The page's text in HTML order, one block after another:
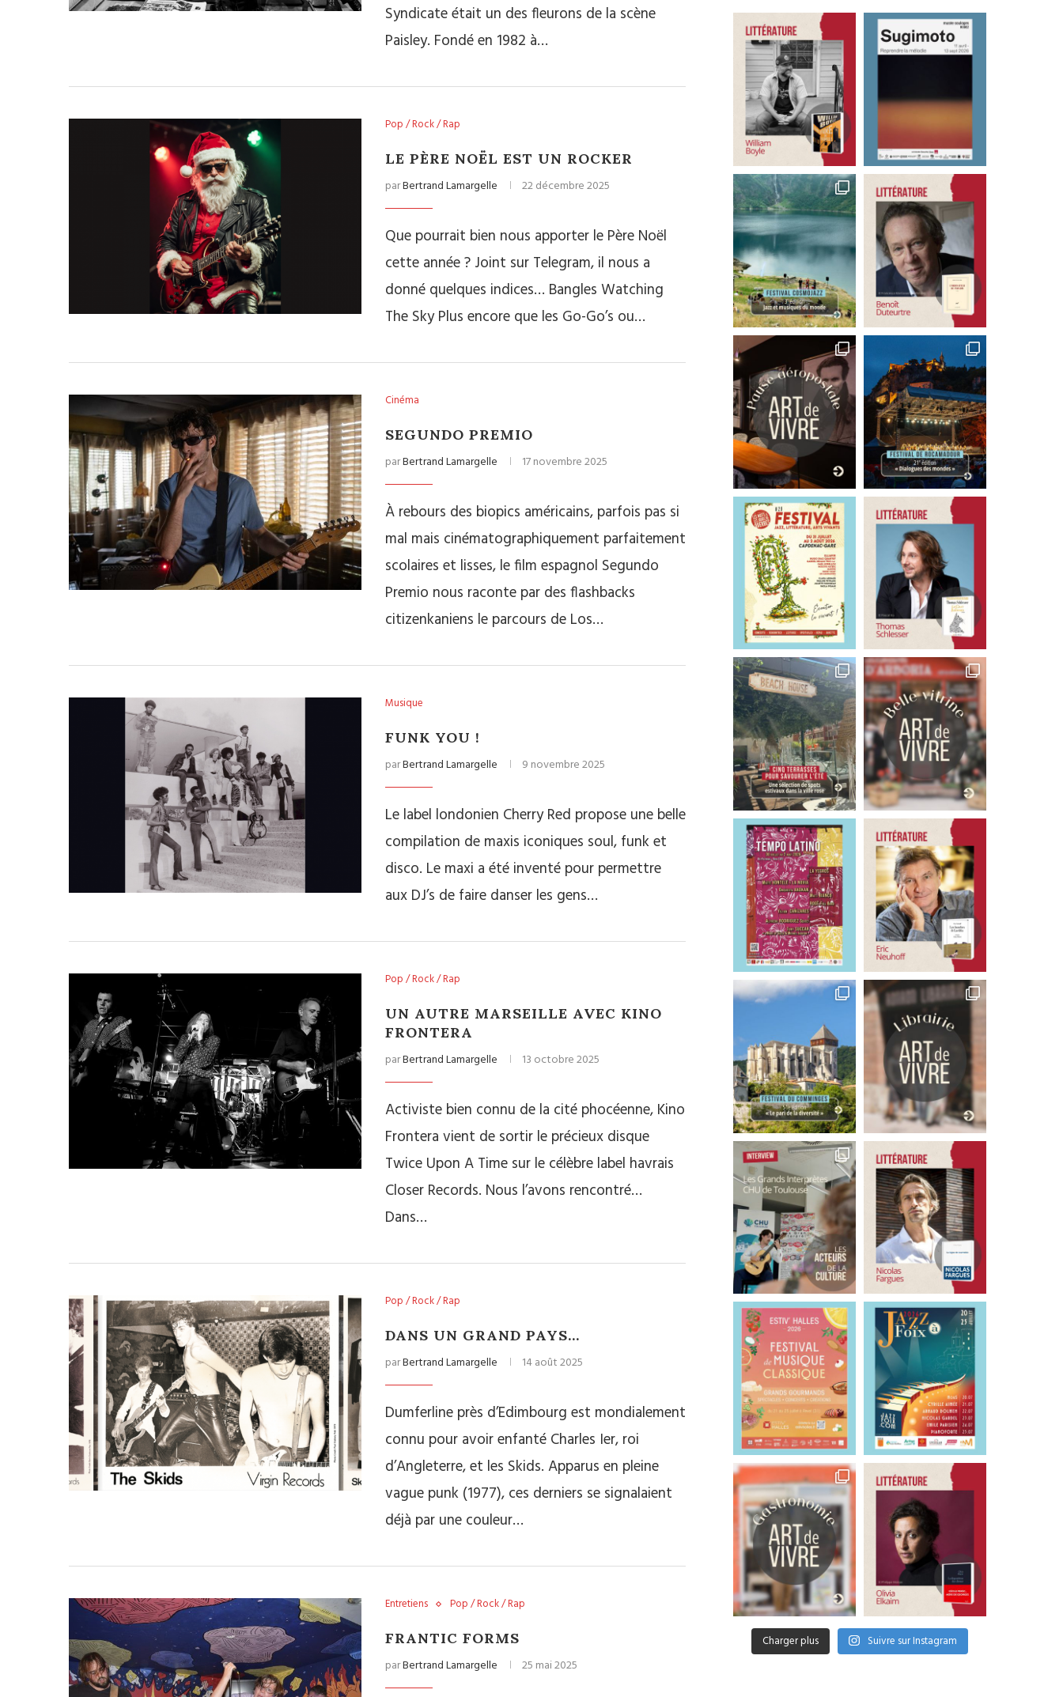
Syndicate était un des fleurons de la scène
Paisley. Fondé en 1982 à…
Pop / Rock / Rap
LE PÈRE NOËL EST UN ROCKER
parBertrand Lamargelle 22 décembre 2025
Que pourrait bien nous apporter le Père Noël
cette année ? Joint sur Telegram, il nous a
donné quelques indices… Bangles Watching
The Sky Plus encore que les Go-Go’s ou…
Cinéma
SEGUNDO PREMIO
parBertrand Lamargelle 17 novembre 2025
À rebours des biopics américains, parfois pas si
mal mais cinématographiquement parfaitement
scolaires et lisses, le film espagnol Segundo
Premio nous raconte par des flashbacks
citizenkaniens le parcours de Los…
Musique
FUNK YOU !
parBertrand Lamargelle 9 novembre 2025
Le label londonien Cherry Red propose une belle
compilation de maxis iconiques soul, funk et
disco. Le maxi a été inventé pour permettre
aux DJ’s de faire danser les gens…
Pop / Rock / Rap
UN AUTRE MARSEILLE AVEC KINO
FRONTERA
parBertrand Lamargelle 13 octobre 2025
Activiste bien connu de la cité phocéenne, Kino
Frontera vient de sortir le précieux disque
Twice Upon A Time sur le célèbre label havrais
Closer Records. Nous l’avons rencontré…
Dans…
Pop / Rock / Rap
DANS UN GRAND PAYS…
parBertrand Lamargelle 14 août 2025
Dumferline près d’Edimbourg est mondialement
connu pour avoir enfanté Charles Ier, roi
d’Angleterre, et les Skids. Apparus en pleine
vague punk (1977), ces derniers se signalaient
déjà par une couleur…
Entretiens Pop / Rock / Rap
FRANTIC FORMS
parBertrand Lamargelle 25 mai 2025
Charger plus Suivre sur Instagram